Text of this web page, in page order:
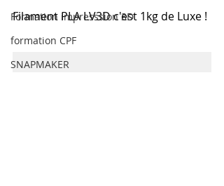
Formation impresssion 3D
formation CPF
SNAPMAKER
Filament PLA LV3D c'est 1kg de Luxe !